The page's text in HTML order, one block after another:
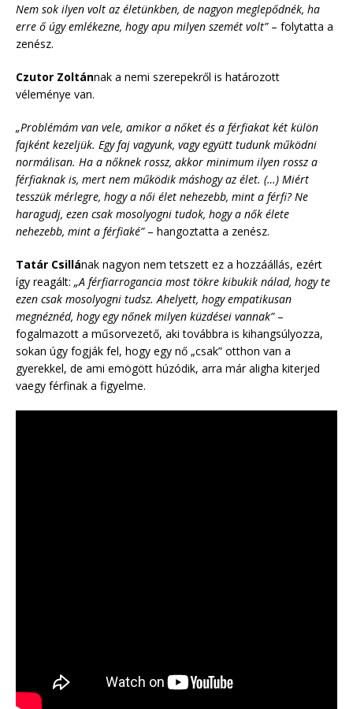
Nem sok ilyen volt az életünkben, de nagyon meglepődnék, ha
erre ő úgy emlékezne, hogy apu milyen szemét volt”– folytatta a
zenész.
Czutor Zoltánnak a nemi szerepekről is határozott
véleménye van.
„Problémám van vele, amikor a nőket és a férfiakat két külön
fajként kezeljük. Egy faj vagyunk, vagy együtt tudunk működni
normálisan. Ha a nőknek rossz, akkor minimum ilyen rossz a
férfiaknak is, mert nem működik máshogy az élet. (…) Miért
tesszük mérlegre, hogy a női élet nehezebb, mint a férfi? Ne
haragudj, ezen csak mosolyogni tudok, hogy a nők élete
nehezebb, mint a férfiaké”– hangoztatta a zenész.
Tatár Csillának nagyon nem tetszett ez a hozzáállás, ezért
így reagált: „A férfiarrogancia most tökre kibukik nálad, hogy te
ezen csak mosolyogni tudsz. Ahelyett, hogy empatikusan
megnéznéd, hogy egy nőnek milyen küzdései vannak”–
fogalmazott a műsorvezető, aki továbbra is kihangsúlyozza,
sokan úgy fogják fel, hogy egy nő „csak” otthon van a
gyerekkel, de ami emögött húzódik, arra már aligha kiterjed
vaegy férfinak a figyelme.